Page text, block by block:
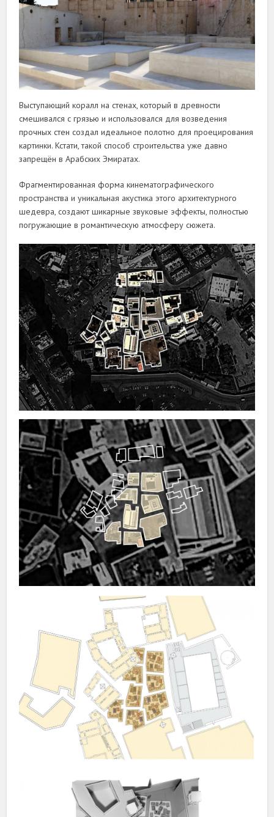
Выступающий коралл на стенах, который в древности
смешивался с грязью и использовался для возведения
прочных стен создал идеальное полотно для проецирования
картинки. Кстати, такой способ строительства уже давно
запрещён в Арабских Эмиратах.
Фрагментированная форма кинематографического
пространства и уникальная акустика этого архитектурного
шедевра, создают шикарные звуковые эффекты, полностью
погружающие в романтическую атмосферу сюжета.